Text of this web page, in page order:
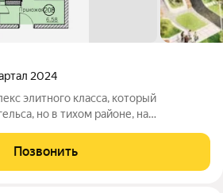
2024
элитного класса, который
но в тихом районе, на
школы, торговый центр, пляж,
магазинов. А дома
Позвонить